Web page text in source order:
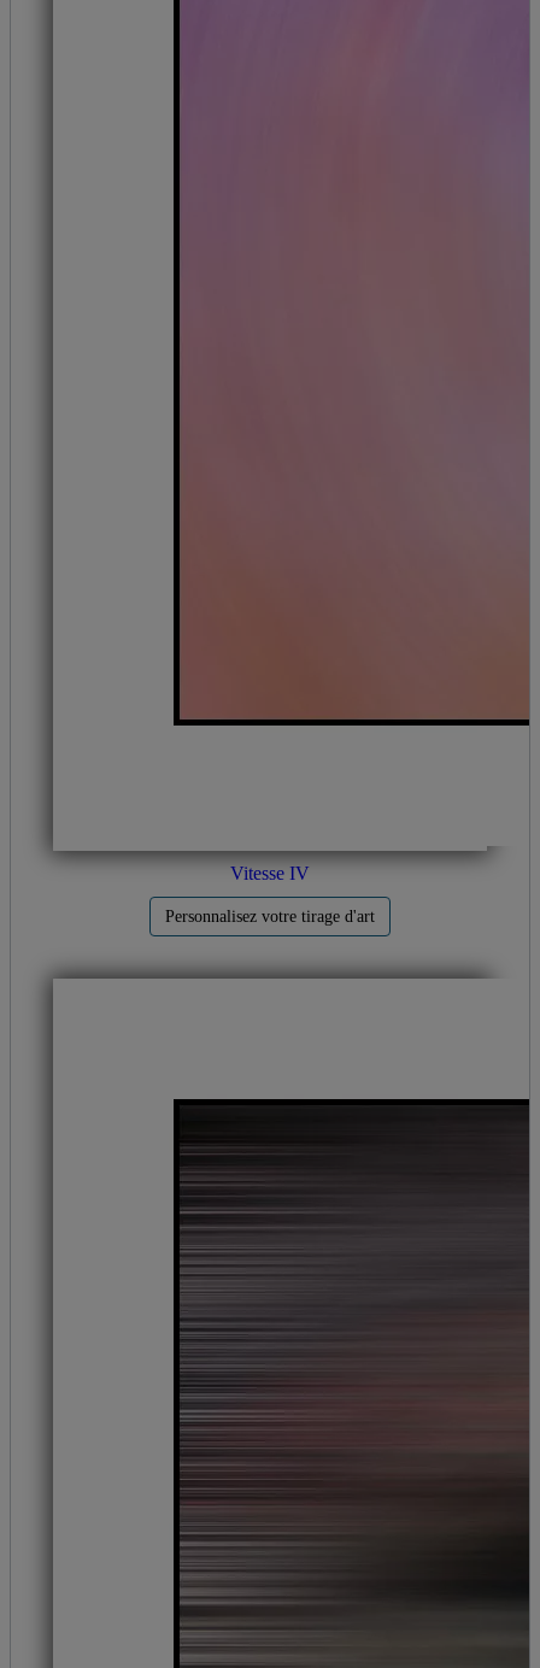
Vitesse IV
Personnalisez votre tirage d'art